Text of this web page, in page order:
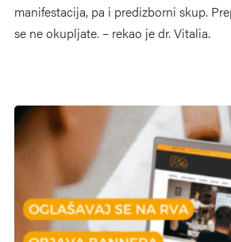
manifestacija, pa i predizborni skup.
se ne okupljate. – rekao je dr. Vitalia.